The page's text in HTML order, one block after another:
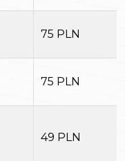
75 PLN
75 PLN
49 PLN